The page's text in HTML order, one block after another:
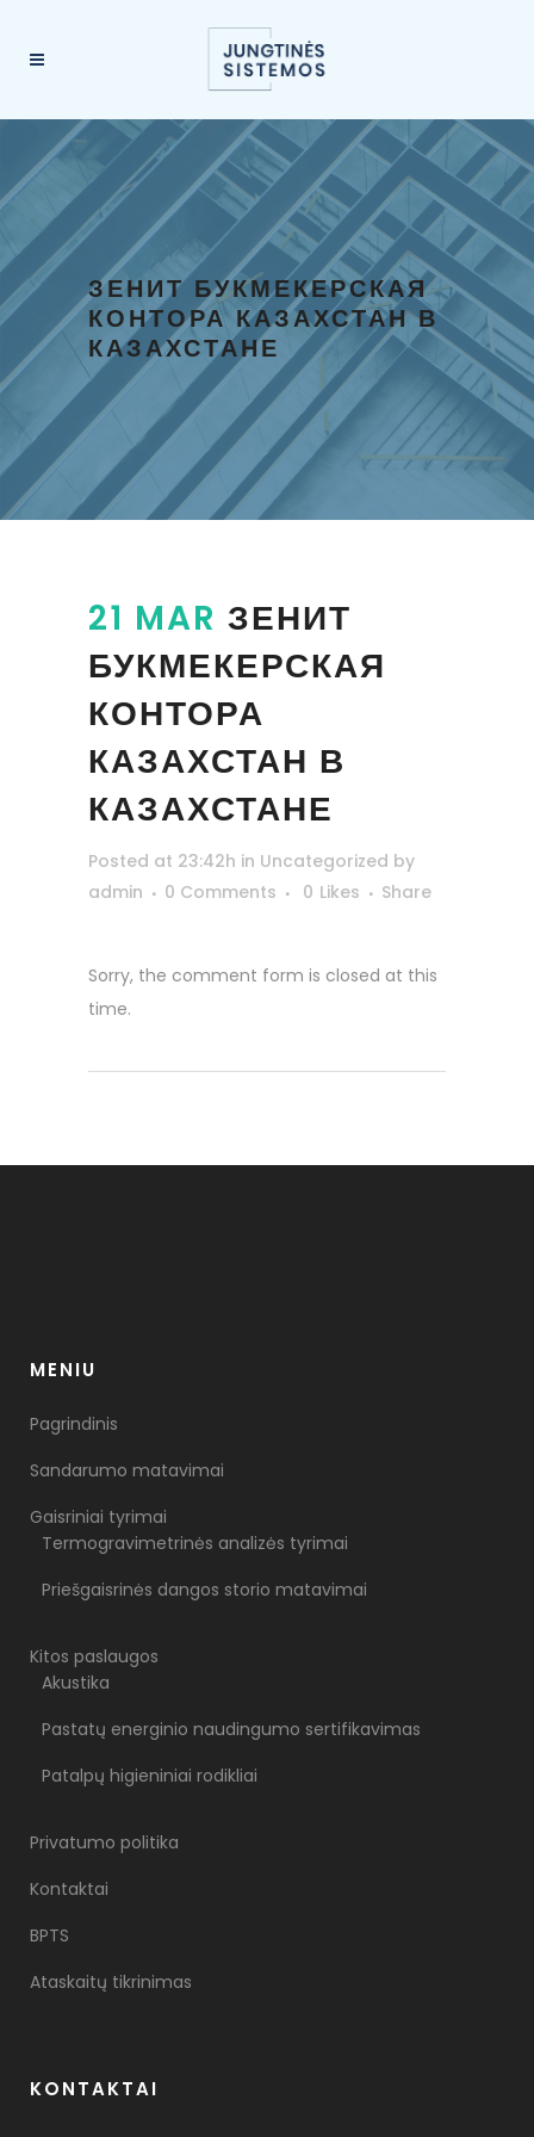
ЗЕНИТ БУКМЕКЕРСКАЯ
КОНТОРА КАЗАХСТАН В
КАЗАХСТАНЕ
21 MAR ЗЕНИТ
БУКМЕКЕРСКАЯ
КОНТОРА
КАЗАХСТАН В
КАЗАХСТАНЕ
Posted at 23:42h in Uncategorized by
admin
0 Comments 0 Likes Share
Sorry, the comment form is closed at this
time.
MENIU
Pagrindinis
Sandarumo matavimai
Gaisriniai tyrimai
Termogravimetrinės analizės tyrimai
Priešgaisrinės dangos storio matavimai
Kitos paslaugos
Akustika
Pastatų energinio naudingumo sertifikavimas
Patalpų higieniniai rodikliai
Privatumo politika
Kontaktai
BPTS
Ataskaitų tikrinimas
KONTAKTAI